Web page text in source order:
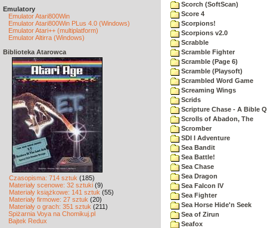
Emulatory
Emulator Atari800Win
Emulator Atari800Win PLus 4.0 (Windows)
Emulator Atari++ (multiplatform)
Emulator Altirra (Windows)
Biblioteka Atarowca
Czasopisma: 714 sztuk (185)
Materiały scenowe: 32 sztuki (9)
Materiały książkowe: 141 sztuk (55)
Materiały firmowe: 27 sztuk (20)
Materiały o grach: 351 sztuk (211)
Spiżarnia Voya na Chomikuj.pl
Bajtek Redux
Scorch (SoftScan)
Score 4
Scorpions!
Scorpions v2.0
Scrabble
Scramble Fighter
Scramble (Page 6)
Scramble (Playsoft)
Scrambled Word Game
Screaming Wings
Scrids
Scripture Chase - A Bible
Scrolls of Abadon, The
Scromber
SDI I Adventure
Sea Bandit
Sea Battle!
Sea Chase
Sea Dragon
Sea Falcon IV
Sea Fighter
Sea Horse Hide'n Seek
Sea of Zirun
Seafox